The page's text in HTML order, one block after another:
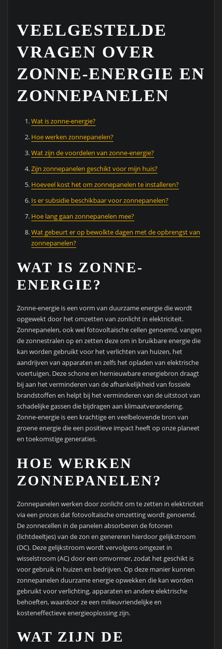
VEELGESTELDE
VRAGEN OVER
ZONNE-ENERGIE EN
ZONNEPANELEN
Wat is zonne-energie?
Hoe werken zonnepanelen?
Wat zijn de voordelen van zonne-energie?
Zijn zonnepanelen geschikt voor mijn huis?
Hoeveel kost het om zonnepanelen te installeren?
Is er subsidie beschikbaar voor zonnepanelen?
Hoe lang gaan zonnepanelen mee?
Wat gebeurt er op bewolkte dagen met de opbrengst van
zonnepanelen?
WAT IS ZONNE-
ENERGIE?
Zonne-energie is een vorm van duurzame energie die wordt
opgewekt door het omzetten van zonlicht in elektriciteit.
Zonnepanelen, ook wel fotovoltaïsche cellen genoemd, vangen
de zonnestralen op en zetten deze om in bruikbare energie die
kan worden gebruikt voor het verlichten van huizen, het
aandrijven van apparaten en zelfs het opladen van elektrische
voertuigen. Deze schone en hernieuwbare energiebron draagt
bij aan het verminderen van de afhankelijkheid van fossiele
brandstoffen en helpt bij het verminderen van de uitstoot van
schadelijke gassen die bijdragen aan klimaatverandering.
Zonne-energie is een krachtige en veelbelovende bron van
groene energie die een positieve impact heeft op onze planeet
en toekomstige generaties.
HOE WERKEN
ZONNEPANELEN?
Zonnepanelen werken door zonlicht om te zetten in elektriciteit
via een proces dat fotovoltaïsche omzetting wordt genoemd.
De zonnecellen in de panelen absorberen de fotonen
(lichtdeeltjes) van de zon en genereren hierdoor gelijkstroom
(DC). Deze gelijkstroom wordt vervolgens omgezet in
wisselstroom (AC) door een omvormer, zodat het geschikt is
voor gebruik in huizen en bedrijven. Op deze manier kunnen
zonnepanelen duurzame energie opwekken die kan worden
gebruikt voor verlichting, apparaten en andere elektrische
behoeften, waardoor ze een milieuvriendelijke en
kosteneffectieve energieoplossing zijn.
WAT ZIJN DE